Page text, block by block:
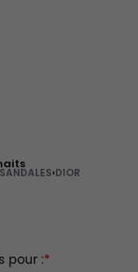
SANDALES›DIOR
*
pour :